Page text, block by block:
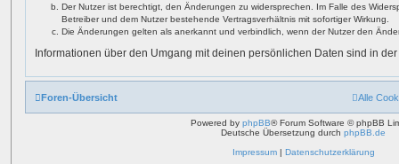
Der Nutzer ist berechtigt, den Änderungen zu widersprechen. Im Falle des
Betreiber und dem Nutzer bestehende Vertragsverhältnis mit sofortiger Wirkung.
Die Änderungen gelten als anerkannt und verbindlich, wenn der Nutzer den
Informationen über den Umgang mit deinen persönlichen Daten sind in
Foren-Übersicht Alle
Powered by phpBB® Forum Software © phpBB
Deutsche Übersetzung durch phpBB.de
Impressum| Datenschutzerklärung